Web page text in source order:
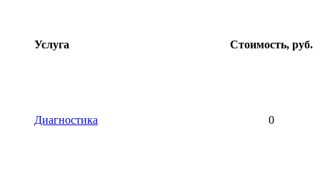
Услуга Стоимость, руб.
Диагностика 0